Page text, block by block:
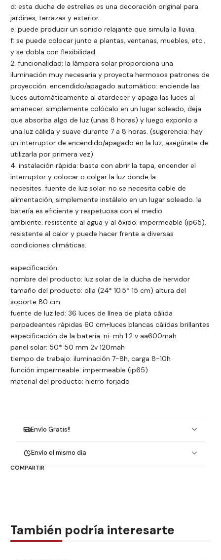
d: esta ducha de estrellas es una decoración original para
jardines, terrazas y exterior.
e: puede producir un sonido relajante que simula la lluvia.
f: se puede colocar junto a plantas, ventanas, muebles, etc.,
y se dobla con flexibilidad.
2. funcionalidad: la lámpara solar proporciona una
iluminación muy necesaria y proyecta hermosos patrones de
proyección. encendido/apagado automático: enciende las
luces automáticamente al atardecer y apaga las luces al
amanecer. simplemente colócalo en un lugar soleado, deja
que absorba algo de luz (unas 8 horas) y luego exponlo a
una luz cálida y suave durante 7 a 8 horas. (sugerencia: hay
un interruptor de encendido/apagado en la luz, asegúrate de
utilizarla por primera vez)
4. instalación rápida: basta con abrir la tapa, encender el
interruptor y colocar o colgar la luz donde la
necesites. fuente de luz solar: no se necesita cable de
alimentación, simplemente instálelo en un lugar soleado. la
batería es eficiente y respetuosa con el medio
ambiente. resistente al agua y al óxido: impermeable (ip65),
resistente al calor y puede hacer frente a diversas
condiciones climáticas.
especificación:
nombre del producto: luz solar de la ducha de hervidor
tamaño del producto: olla (24* 10.5* 15 cm) altura del
soporte 80 cm
fuente de luz led: 36 luces de línea de plata cálida
parpadeantes rápidas 60 cm+luces blancas cálidas brillantes
especificación de la batería: ni-mh 1.2 v aa600mah
panel solar: 50* 50 mm 2v 120mah
tiempo de trabajo: iluminación 7-8h, carga 8-10h
función impermeable: impermeable (ip65)
material del producto: hierro forjado
Envío Gratis!!
Envío el mismo día
COMPARTIR
También podría interesarte